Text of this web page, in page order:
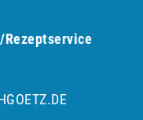
Rezeptservice